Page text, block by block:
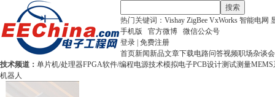
搜索
热门关键词： Vishay ZigBee VxWorks 智能电网
手机版
官方微博
微信公众号
登录 免费注册
首页新闻新品文章下载电路问答视频职场杂谈
技术频道： 单片机/处理器FPGA软件/编程电源技术模拟电子PCB设计测试测量MEMS
机器人